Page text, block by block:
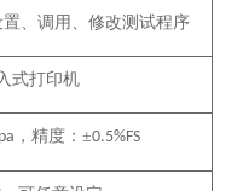
、调用、修改测试程序
式打印机
，精度：±0.5%FS